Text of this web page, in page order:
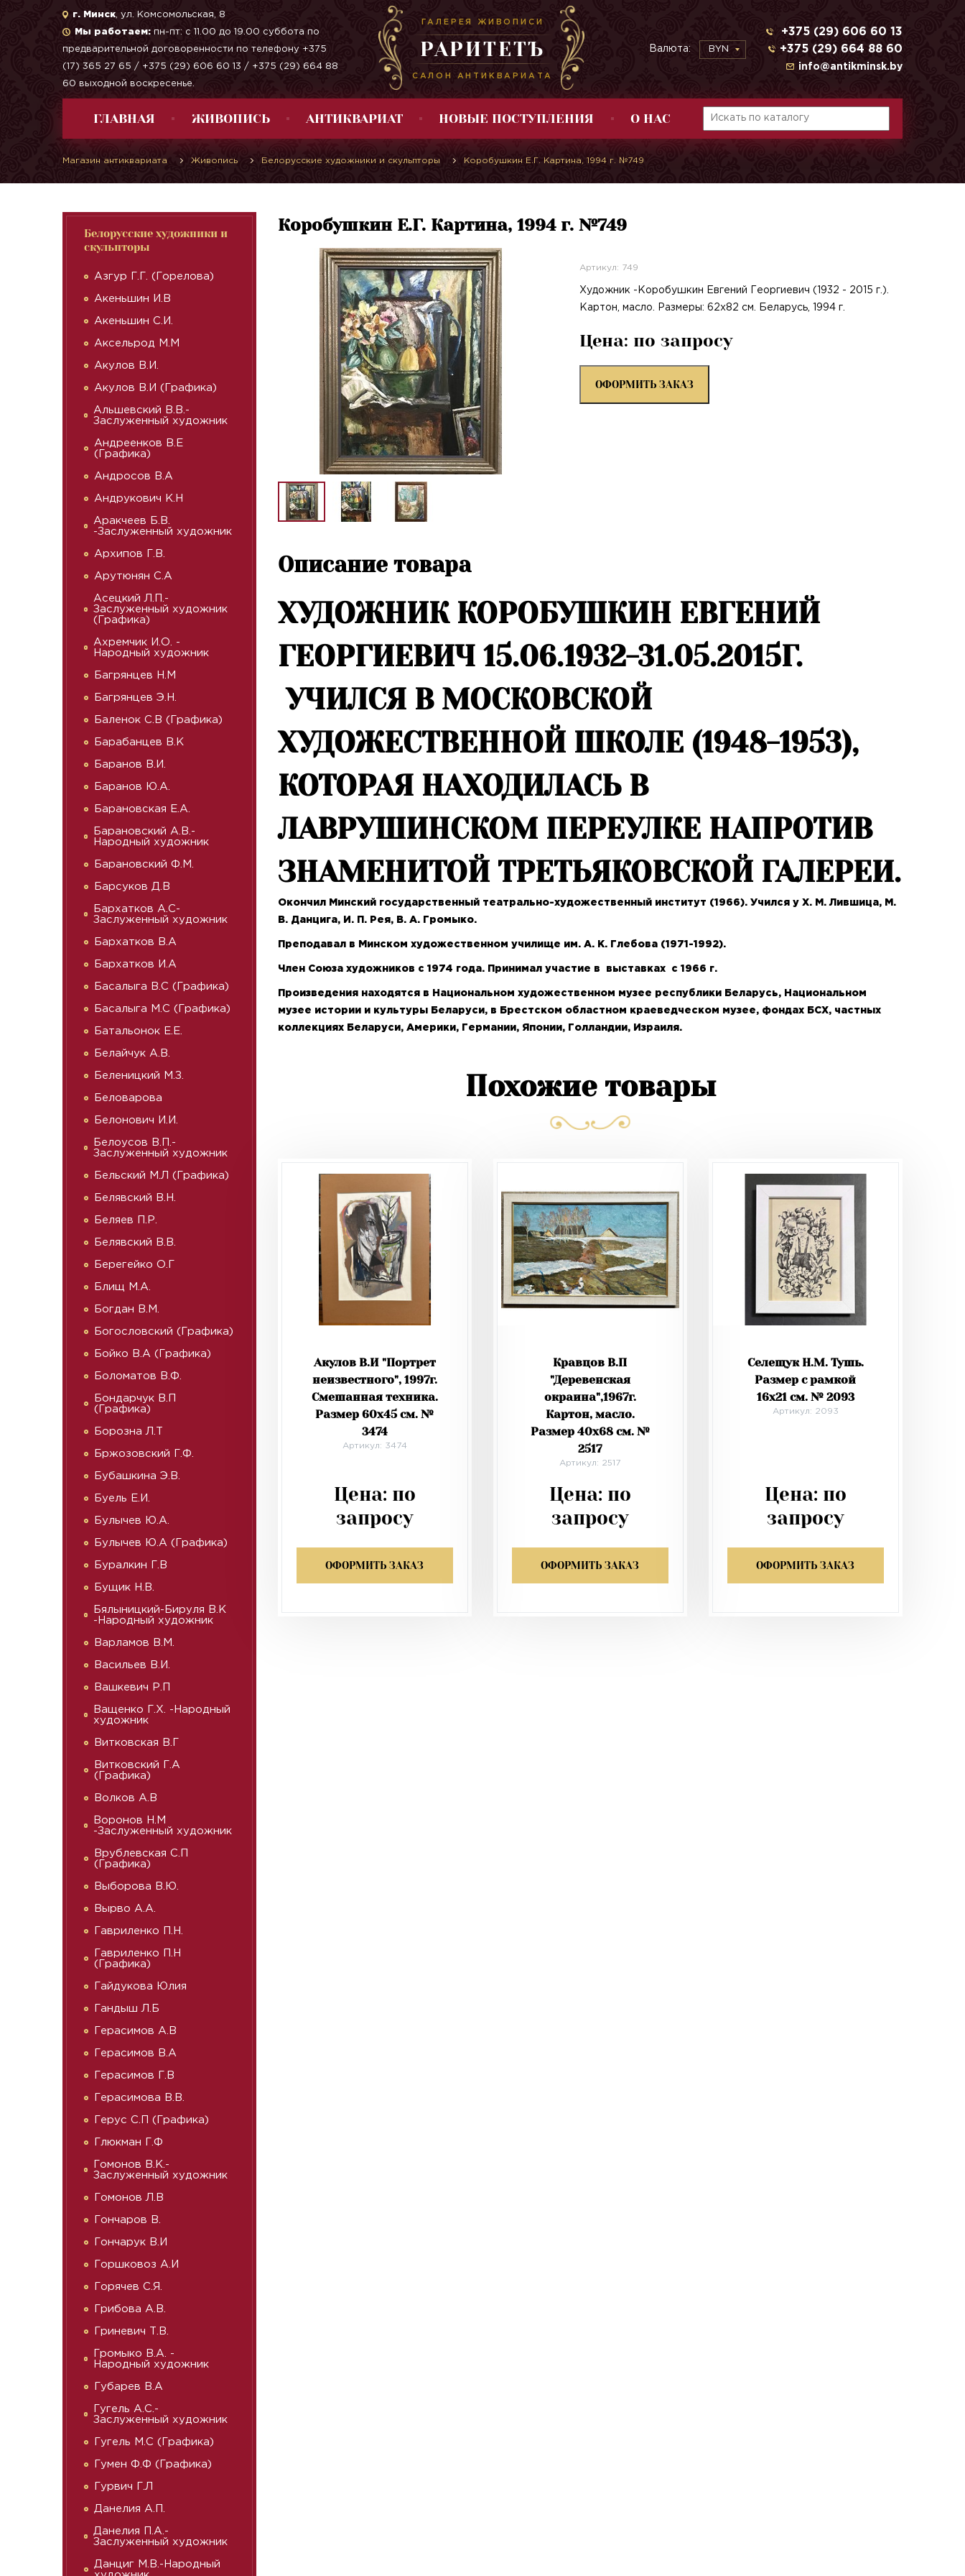
ГАЛЕРЕЯ ЖИВОПИСИ
РАРИТЕТЪ
САЛОН АНТИКВАРИАТА
г. Минск , ул. Комсомольская, 8
Мы работаем: пн-пт: с 11.00 до 19.00 суббота по
предварительной договоренности по телефону +375
(17) 365 27 65 / +375 (29) 606 60 13 / +375 (29) 664 88
60 выходной воскресенье.
Валюта: BYN
+375 (29) 606 60 13
+375 (29) 664 88 60
info@antikminsk.by
ГЛАВНАЯ ЖИВОПИСЬ АНТИКВАРИАТ НОВЫЕ ПОСТУПЛЕНИЯ О НАС
Магазин антиквариата Живопись Белорусские художники и скульпторы Коробушкин Е.Г. Картина, 1994 г. №749
Белорусские художники и
скульпторы
Азгур Г.Г. (Горелова)
Акеньшин И.В
Акеньшин С.И.
Аксельрод М.М
Акулов В.И.
Акулов В.И (Графика)
Альшевский В.В.-
Заслуженный художник
Андреенков В.Е
(Графика)
Андросов В.А
Андрукович К.Н
Аракчеев Б.В.
-Заслуженный художник
Архипов Г.В.
Арутюнян С.А
Асецкий Л.П.-
Заслуженный художник
(Графика)
Ахремчик И.О. -
Народный художник
Багрянцев Н.М
Багрянцев Э.Н.
Баленок С.В (Графика)
Барабанцев В.К
Баранов В.И.
Баранов Ю.А.
Барановская Е.А.
Барановский А.В.-
Народный художник
Барановский Ф.М.
Барсуков Д.В
Бархатков А.С-
Заслуженный художник
Бархатков В.А
Бархатков И.А
Басалыга В.С (Графика)
Басалыга М.С (Графика)
Батальонок Е.Е.
Белайчук А.В.
Беленицкий М.З.
Беловарова
Белонович И.И.
Белоусов В.П.-
Заслуженный художник
Бельский М.Л (Графика)
Белявский В.Н.
Беляев П.Р.
Белявский В.В.
Берегейко О.Г
Блищ М.А.
Богдан В.М.
Богословский (Графика)
Бойко В.А (Графика)
Боломатов В.Ф.
Бондарчук В.П
(Графика)
Борозна Л.Т
Бржозовский Г.Ф.
Бубашкина Э.В.
Буель Е.И.
Булычев Ю.А.
Булычев Ю.А (Графика)
Буралкин Г.В
Бущик Н.В.
Бялыницкий-Бируля В.К
-Народный художник
Варламов В.М.
Васильев В.И.
Вашкевич Р.П
Ващенко Г.Х. -Народный
художник
Витковская В.Г
Витковский Г.А
(Графика)
Волков А.В
Воронов Н.М
-Заслуженный художник
Врублевская С.П
(Графика)
Выборова В.Ю.
Вырво А.А.
Гавриленко П.Н.
Гавриленко П.Н
(Графика)
Гайдукова Юлия
Гандыш Л.Б
Герасимов А.В
Герасимов В.А
Герасимов Г.В
Герасимова В.В.
Герус С.П (Графика)
Глюкман Г.Ф
Гомонов В.К.-
Заслуженный художник
Гомонов Л.В
Гончаров В.
Гончарук В.И
Горшковоз А.И
Горячев С.Я.
Грибова А.В.
Гриневич Т.В.
Громыко В.А. -
Народный художник
Губарев В.А
Гугель А.С.-
Заслуженный художник
Гугель М.С (Графика)
Гумен Ф.Ф (Графика)
Гурвич Г.Л
Данелия А.П.
Данелия П.А.-
Заслуженный художник
Данциг М.В.-Народный
Коробушкин Е.Г. Картина, 1994 г. №749
Артикул: 749
Художник -Коробушкин Евгений Георгиевич (1932 - 2015 г.).
Картон, масло. Размеры: 62х82 см. Беларусь, 1994 г.
Цена: по запросу
ОФОРМИТЬ ЗАКАЗ
Описание товара
ХУДОЖНИК КОРОБУШКИН ЕВГЕНИЙ
ГЕОРГИЕВИЧ 15.06.1932-31.05.2015Г.
УЧИЛСЯ В МОСКОВСКОЙ
ХУДОЖЕСТВЕННОЙ ШКОЛЕ (1948-1953),
КОТОРАЯ НАХОДИЛАСЬ В
ЛАВРУШИНСКОМ ПЕРЕУЛКЕ НАПРОТИВ
ЗНАМЕНИТОЙ ТРЕТЬЯКОВСКОЙ ГАЛЕРЕИ.
Окончил Минский государственный театрально-художественный институт (1966). Учился у Х. М. Лившица, М.
В. Данцига, И. П. Рея, В. А. Громыко.
Преподавал в Минском художественном училище им. А. К. Глебова (1971-1992).
Член Союза художников с 1974 года. Принимал участие в выставках с 1966 г.
Произведения находятся в Национальном художественном музее республики Беларусь, Национальном
музее истории и культуры Беларуси, в Брестском областном краеведческом музее, фондах БСХ, частных
коллекциях Беларуси, Америки, Германии, Японии, Голландии, Израиля.
Похожие товары
Акулов В.И "Портрет
неизвестного", 1997г.
Смешанная техника.
Размер 60х45 см. №
3474
Артикул: 3474
Цена: по
запросу
ОФОРМИТЬ ЗАКАЗ
Кравцов В.П
"Деревенская
окраина",1967г.
Картон, масло.
Размер 40х68 см. №
2517
Артикул: 2517
Цена: по
запросу
ОФОРМИТЬ ЗАКАЗ
Селещук Н.М. Тушь.
Размер с рамкой
16х21 см. № 2093
Артикул: 2093
Цена: по
запросу
ОФОРМИТЬ ЗАКАЗ